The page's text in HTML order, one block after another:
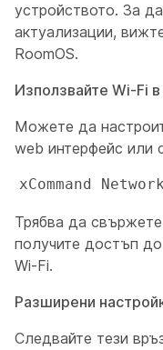
устройството. За
актуализации,
RoomOS.
Използвайте Wi-Fi
Можете да
web интерфейс или
xCommand
Трябва да
получите достъп
Wi-Fi.
Разширени
Следвайте тези